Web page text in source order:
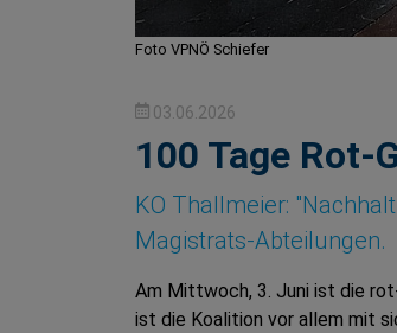
Foto VPNÖ Schiefer
03.06.2026
100 Tage Rot-
KO Thallmeier:
Magistrats-Abteilungen.
Am Mittwoch, 3. Juni ist die
ist die Koalition vor allem mit